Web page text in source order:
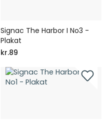
Signac The Harbor I No3 -
Plakat
kr.89